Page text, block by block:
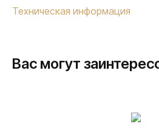
Техническая информация
Вас могут